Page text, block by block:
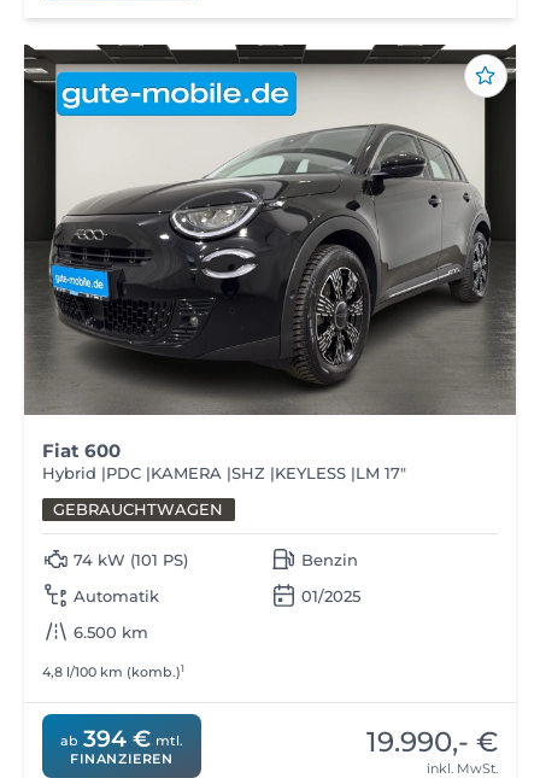
Fiat 600
Hybrid |PDC |KAMERA |SHZ |KEYLESS |LM 17"
GEBRAUCHTWAGEN
74 kW (101 PS)
Automatik
6.500 km
Benzin
01/2025
4,8 l/100 km (komb.)1
ab 394 € mtl.
FINANZIEREN
19.990,- €
inkl. MwSt.